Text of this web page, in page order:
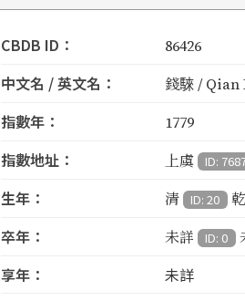
CBDB ID： 86426
中文名 / 英文名： 錢騋 / Qian
指數年： 1779
指數地址： 上虞 ID:
生年： 清 ID: 20
卒年：
未詳 ID: 0
享年：
未詳